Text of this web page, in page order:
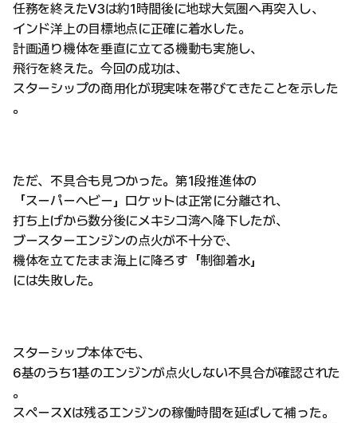
任務を終えたV3は約1時間後に地球大気圏へ再突入し、
インド洋上の目標地点に正確に着水した。
計画通り機体を垂直に立てる機動も実施し、
飛行を終えた。今回の成功は、
スターシップの商用化が現実味を帯びてきたことを示した
。
ただ、不具合も見つかった。第1段推進体の
「スーパーヘビー」ロケットは正常に分離され、
打ち上げから数分後にメキシコ湾へ降下したが、
ブースターエンジンの点火が不十分で、
機体を立てたまま海上に降ろす「制御着水」
には失敗した。
スターシップ本体でも、
6基のうち1基のエンジンが点火しない不具合が確認された
。
スペースXは残るエンジンの稼働時間を延ばして補った。